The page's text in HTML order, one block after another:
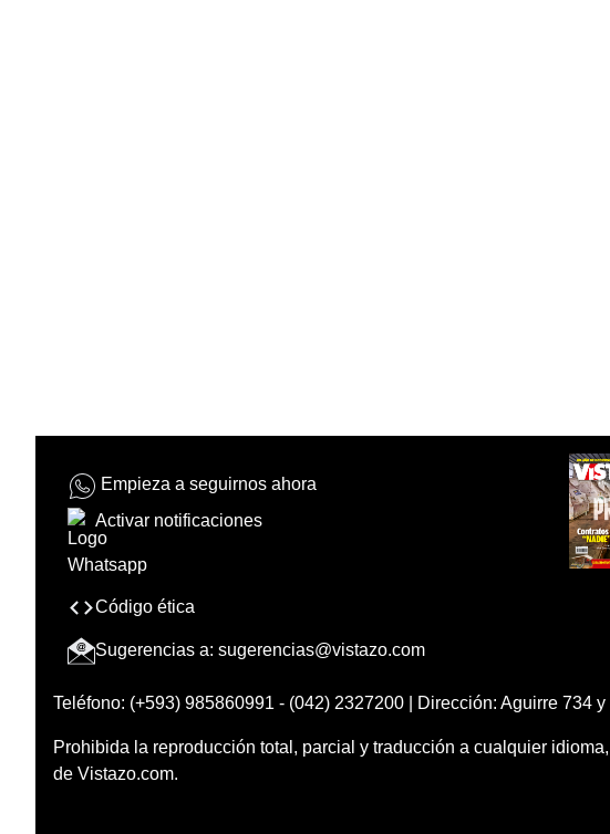
Empieza a seguirnos ahora
Activar notificaciones
Código ética
Sugerencias a: sugerencias@vistazo.com
Teléfono: (+593) 985860991 - (042) 2327200 | Dirección: Aguirre 734
Prohibida la reproducción total, parcial y traducción a cualquier
de Vistazo.com.